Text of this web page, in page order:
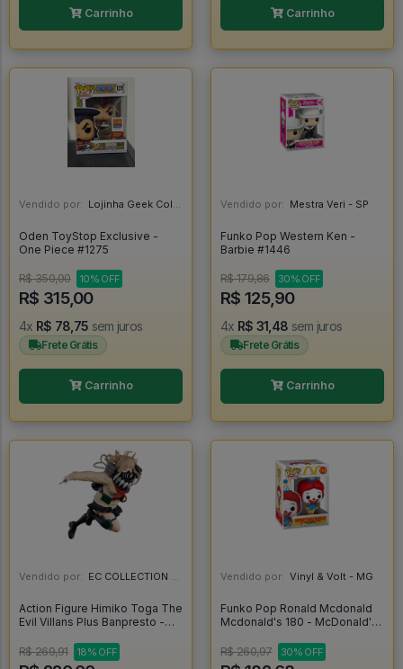
Carrinho Carrinho
Vendido por: Lojinha Geek Colecionáveis - DF
Oden ToyStop Exclusive -
One Piece #1275
R$ 350,00 10% OFF
R$ 315,00
4x R$ 78,75 sem juros
Frete Grátis
Carrinho
Vendido por: Mestra Veri - SP
Funko Pop Western Ken -
Barbie #1446
R$ 179,86 30% OFF
R$ 125,90
4x R$ 31,48 sem juros
Frete Grátis
Carrinho
Vendido por: EC COLLECTION - SP
Action Figure Himiko Toga The
Evil Villans Plus Banpresto -
Academia
R$ 269,91 18% OFF
Vendido por: Vinyl & Volt - MG
Funko Pop Ronald Mcdonald
Mcdonald's 180 - McDonald's
R$ 260,97
30% OFF